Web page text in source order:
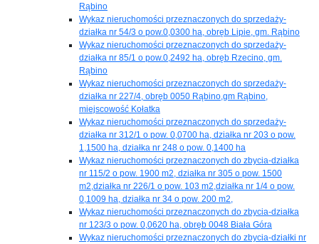
Rąbino
Wykaz nieruchomości przeznaczonych do sprzedaży-
działka nr 54/3 o pow.0,0300 ha, obręb Lipie, gm. Rąbino
Wykaz nieruchomości przeznaczonych do sprzedaży-
działka nr 85/1 o pow.0,2492 ha, obręb Rzecino, gm.
Rąbino
Wykaz nieruchomości przeznaczonych do sprzedaży-
działka nr 227/4, obręb 0050 Rąbino,gm Rąbino,
miejscowość Kołatka
Wykaz nieruchomości przeznaczonych do sprzedaży-
działka nr 312/1 o pow. 0,0700 ha, działka nr 203 o pow.
1,1500 ha, działka nr 248 o pow. 0,1400 ha
Wykaz nieruchomości przeznaczonych do zbycia-działka
nr 115/2 o pow. 1900 m2, działka nr 305 o pow. 1500
m2,działka nr 226/1 o pow. 103 m2,działka nr 1/4 o pow.
0,1009 ha, działka nr 34 o pow. 200 m2,
Wykaz nieruchomości przeznaczonych do zbycia-działka
nr 123/3 o pow. 0,0620 ha, obręb 0048 Biała Góra
Wykaz nieruchomości przeznaczonych do zbycia-działki nr